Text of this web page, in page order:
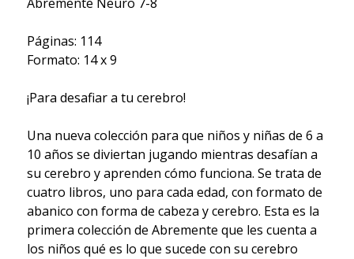
Páginas: 114
Formato: 14 x 9
¡Para desafiar a tu cerebro!
Una nueva colección para que niños y niñas de 6 a
10 años se diviertan jugando mientras desafían a
su cerebro y aprenden cómo funciona. Se trata de
cuatro libros, uno para cada edad, con formato de
abanico con forma de cabeza y cerebro. Esta es la
primera colección de Abremente que les cuenta a
los niños qué es lo que sucede con su cerebro